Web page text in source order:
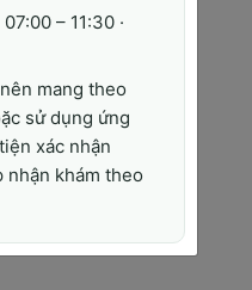
không chỉ là một
của một người
chỉ mà đội ngũ
đặt trái tim của
khám Đa Khoa
– 11:30 ·
mang theo
sử dụng ứng
xác nhận
khám theo